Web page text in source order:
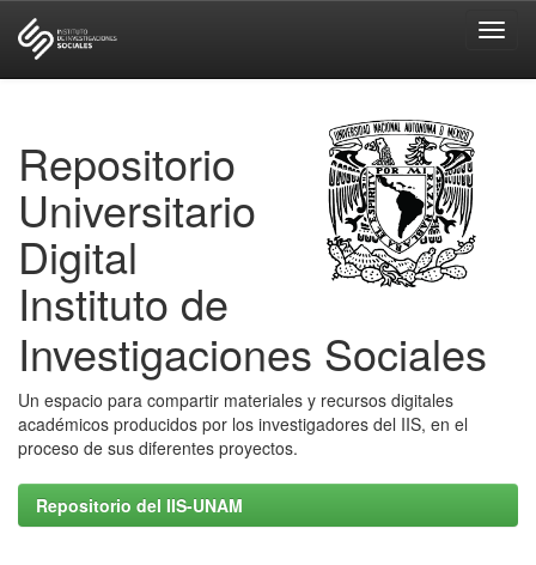
Repositorio
Universitario
Digital
Instituto de
Investigaciones Sociales
Un espacio para compartir materiales y recursos digitales
académicos producidos por los investigadores del IIS, en el
proceso de sus diferentes proyectos.
Repositorio del IIS-UNAM